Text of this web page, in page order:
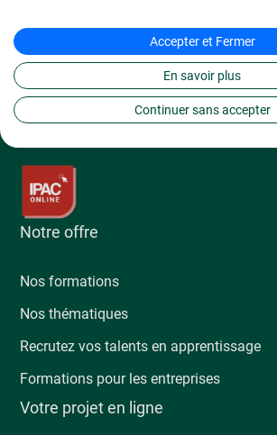
Secteur :Ressources Humaines
Postuler à cette offre
Notre offre
Nos formations
Nos thématiques
Recrutez vos talents en apprentissage
Formations pour les entreprises
Votre projet en ligne
Accepter et Fermer
En savoir plus
Continuer sans accepter